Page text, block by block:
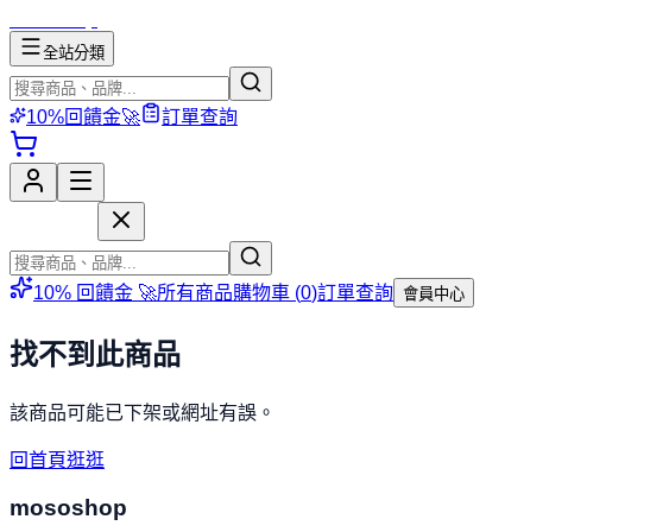
全站分類
10%回饋金🚀 訂單查詢
10% 回饋金 🚀所有商品購物車 (0)訂單查詢 會員中心
找不到此商品
該商品可能已下架或網址有誤。
回首頁逛逛
mososhop